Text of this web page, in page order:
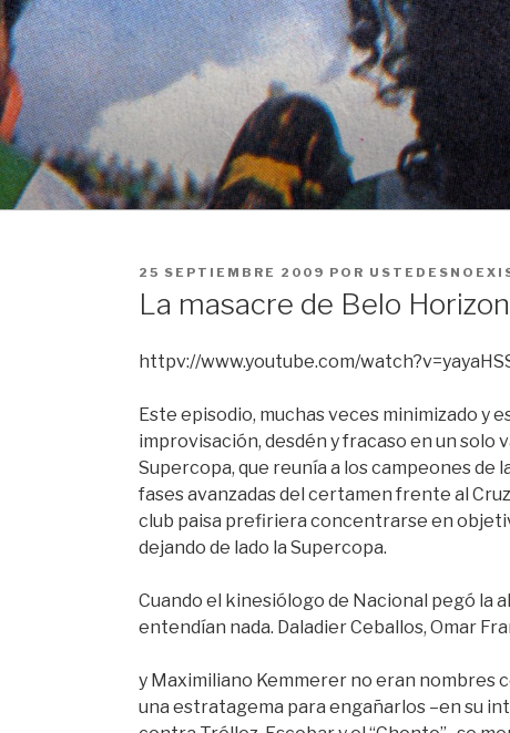
Ir
al
contenido
PUBLICADO
EN
25 SEPTIEMBRE 2009 POR
La masacre de Belo
httpv://www.youtube.com/
Este episodio, muchas veces minimizado y
improvisación, desdén y fracaso en un
Supercopa, que reunía a los campeones de
fases avanzadas del certamen frente al
club paisa prefiriera concentrarse en
dejando de lado la Supercopa.
Cuando el kinesiólogo de Nacional pegó la
entendían nada. Daladier Ceballos, Omar
y Maximiliano Kemmerer no eran nombres
una estratagema para engañarlos –en su